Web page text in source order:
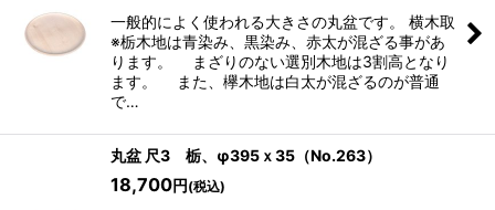
一般的によく使われる大きさの丸盆です。 横木取
※栃木地は青染み、黒染み、赤太が混ざる事があ
ります。 まざりのない選別木地は3割高となり
ます。 また、欅木地は白太が混ざるのが普通
で…
丸盆 尺3 栃、φ395ｘ35（No.263）
18,700円(税込)